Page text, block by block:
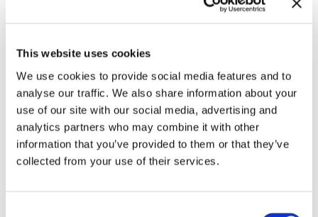
This website uses cookies
We use cookies to provide social media features and to
analyse our traffic. We also share information about your
use of our site with our social media, advertising and
analytics partners who may combine it with other
information that you’ve provided to them or that they’ve
collected from your use of their services.